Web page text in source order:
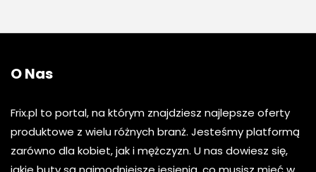
O Nas
Frix.pl to portal, na którym znajdziesz najlepsze oferty
produktowe z wielu różnych branż. Jesteśmy platformą
zarówno dla kobiet, jak i mężczyzn. U nas dowiesz się,